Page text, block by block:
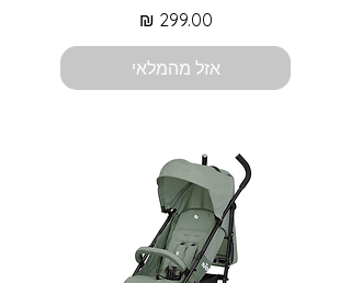
מחיר
אזל מהמלאי